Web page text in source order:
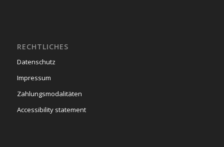
RECHTLICHES
Datenschutz
Impressum
Zahlungsmodalitäten
Accessibility statement